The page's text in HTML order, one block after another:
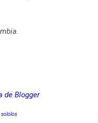
de Blogger
sololos